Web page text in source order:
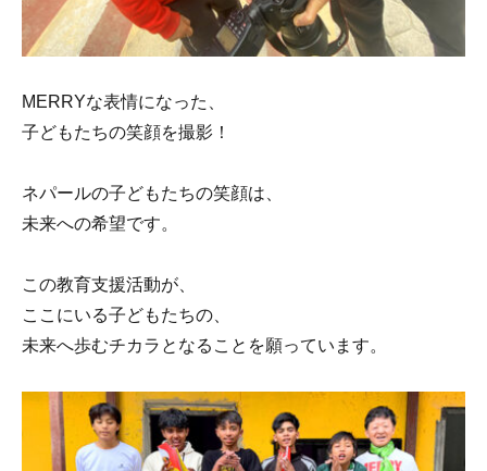
MERRYな表情になった、
子どもたちの笑顔を撮影！
ネパールの子どもたちの笑顔は、
未来への希望です。
この教育支援活動が、
ここにいる子どもたちの、
未来へ歩むチカラとなることを願っています。